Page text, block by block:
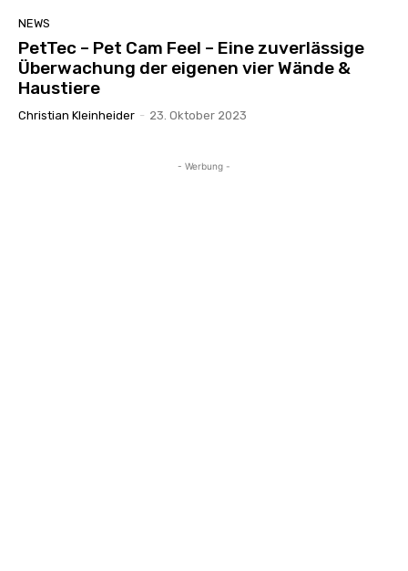
NEWS
PetTec – Pet Cam Feel – Eine zuverlässige
Überwachung der eigenen vier Wände &
Haustiere
Christian Kleinheider - 23. Oktober 2023
- Werbung -